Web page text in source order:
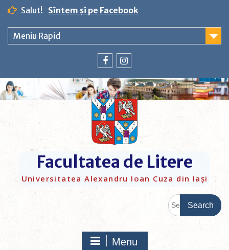
Salut! Sîntem și pe Facebook
Meniu Rapid
Facultatea de Litere
Universitatea Alexandru Ioan Cuza din Iași
Menu